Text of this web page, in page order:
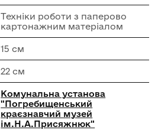
Техніки роботи з паперово
картонажним матеріалом
15 см
22 см
Комунальна установа
"Погребищенський
краєзнавчий музей
ім.Н.А.Присяжнюк"